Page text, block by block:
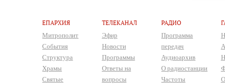
ЕПАРХИЯ
Митрополит
События
Структура
Храмы
Святые
ТЕЛЕКАНАЛ
Эфир
Новости
Программы
Ответы на
вопросы
РАДИО
Программа
передач
Аудиоархив
О радиостанции
Частоты